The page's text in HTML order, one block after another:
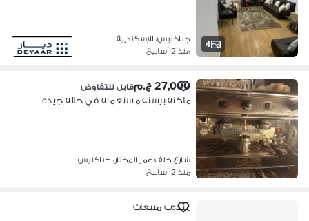
4
جناكليس، الإسكندرية
منذ 2 أسابيع
27,000 ج.م قابل للتفاوض
ماكنه برسته مستعمله في حاله جيده
شارع خلف عمر المختار، جناكليس
منذ 2 أسابيع
مندوب مبيعات